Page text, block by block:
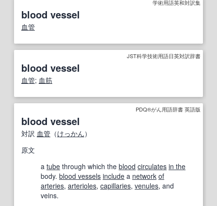
学術用語英和対訳集
blood vessel
血管
JST科学技術用語日英対訳辞書
blood vessel
血管; 血筋
PDQ®がん用語辞書 英語版
blood vessel
対訳 血管 （けっかん）
原文
a tube through which the blood circulates in the
body. blood vessels include a network of
arteries, arterioles, capillaries, venules, and
veins.